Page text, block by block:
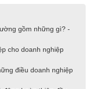
gồm những gì? -
cho doanh nghiệp
điều doanh nghiệp